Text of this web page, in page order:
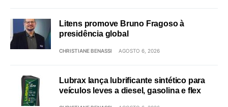
Litens promove Bruno Fragoso à
presidência global
CHRISTIANE BENASSI AGOSTO 6, 2026
Lubrax lança lubrificante sintético para
veículos leves a diesel, gasolina e flex